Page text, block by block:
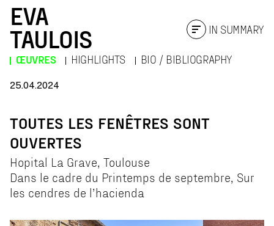
EVA
TAULOIS
ŒUVRES HIGHLIGHTS BIO / BIBLIOGRAPHY
IN SUMMARY
25.04.2024
TOUTES LES FENÊTRES SONT
OUVERTES
Hopital La Grave, Toulouse
Dans le cadre du Printemps de septembre, Sur
les cendres de l’hacienda